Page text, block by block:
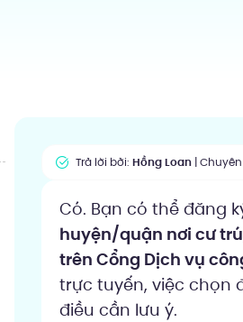
Trả lời bởi:Hồng Loan |
Có. Bạn có thể đăng
huyện/quận nơi cư trú
trên Cổng Dịch vụ
trực tuyến, việc chọn
điều cần lưu ý.